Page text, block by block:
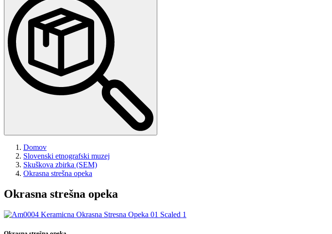
predmeta:
Domov
Slovenski etnografski muzej
Skuškova zbirka (SEM)
Okrasna strešna opeka
Okrasna strešna opeka